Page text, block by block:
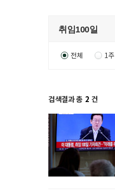
전체 1주
검색결과 총 2 건